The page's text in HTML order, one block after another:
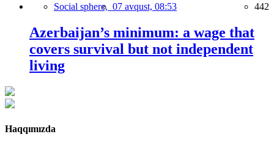
Social sphere, 07 avqust, 08:53 442
Azerbaijan’s minimum: a wage that
covers survival but not independent
living
Haqqımızda